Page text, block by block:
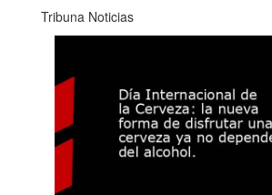
Tribuna Noticias